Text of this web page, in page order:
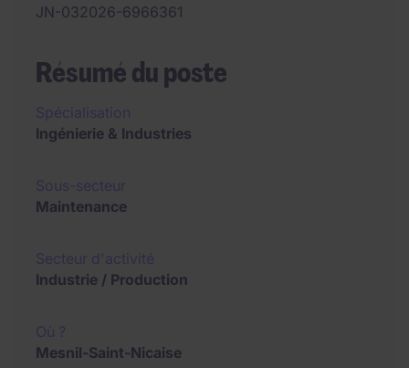
JN-032026-6966361
Résumé du poste
Ingénierie & Industries
Maintenance
Industrie / Production
Mesnil-Saint-Nicaise